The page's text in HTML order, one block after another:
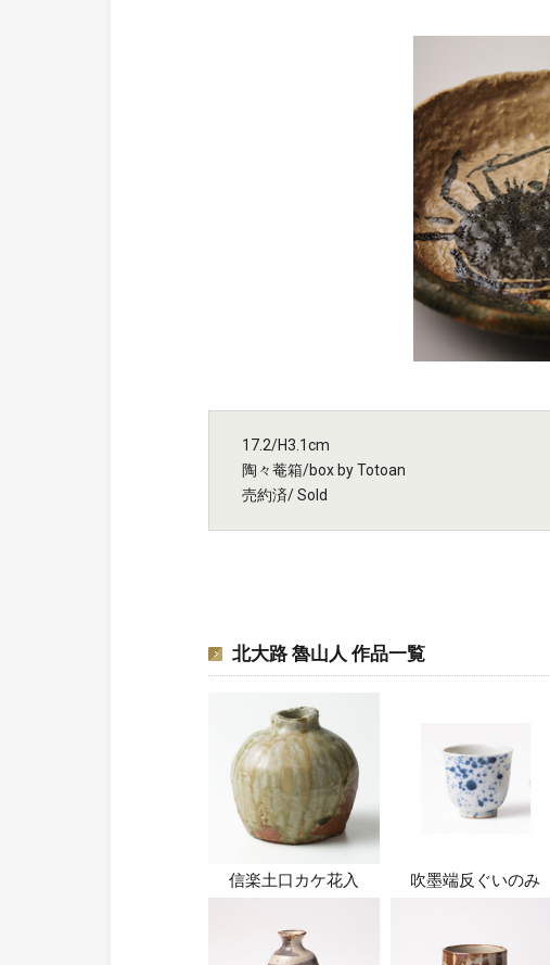
17.2/H3.1cm
陶々菴箱/box by Totoan
売約済/ Sold
北大路 魯山人 作品一覧
信楽土口カケ花入 吹墨端反ぐいのみ